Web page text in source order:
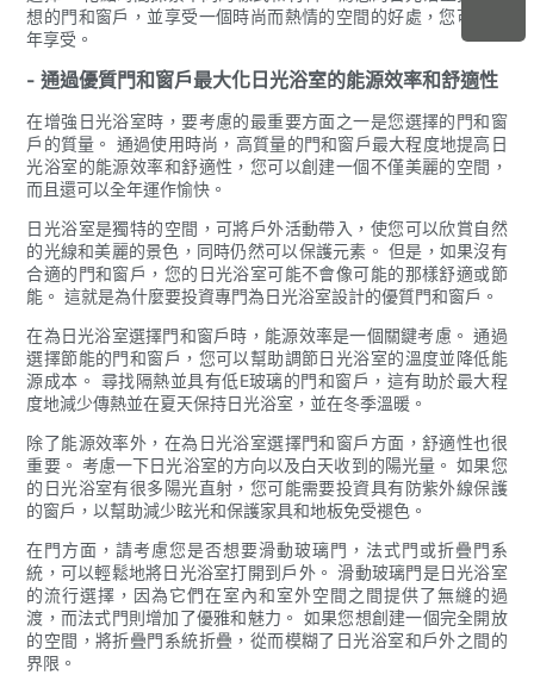
想的門和窗戶，並享受一個時尚而熱情的空間的好處，您可以全
年享受。
- 通過優質門和窗戶最大化日光浴室的能源效率和舒適性
在增強日光浴室時，要考慮的最重要方面之一是您選擇的門和窗
戶的質量。 通過使用時尚，高質量的門和窗戶最大程度地提高日
光浴室的能源效率和舒適性，您可以創建一個不僅美麗的空間，
而且還可以全年運作愉快。
日光浴室是獨特的空間，可將戶外活動帶入，使您可以欣賞自然
的光線和美麗的景色，同時仍然可以保護元素。 但是，如果沒有
合適的門和窗戶，您的日光浴室可能不會像可能的那樣舒適或節
能。 這就是為什麼要投資專門為日光浴室設計的優質門和窗戶。
在為日光浴室選擇門和窗戶時，能源效率是一個關鍵考慮。 通過
選擇節能的門和窗戶，您可以幫助調節日光浴室的溫度並降低能
源成本。 尋找隔熱並具有低E玻璃的門和窗戶，這有助於最大程
度地減少傳熱並在夏天保持日光浴室，並在冬季溫暖。
除了能源效率外，在為日光浴室選擇門和窗戶方面，舒適性也很
重要。 考慮一下日光浴室的方向以及白天收到的陽光量。 如果您
的日光浴室有很多陽光直射，您可能需要投資具有防紫外線保護
的窗戶，以幫助減少眩光和保護家具和地板免受褪色。
在門方面，請考慮您是否想要滑動玻璃門，法式門或折疊門系
統，可以輕鬆地將日光浴室打開到戶外。 滑動玻璃門是日光浴室
的流行選擇，因為它們在室內和室外空間之間提供了無縫的過
渡，而法式門則增加了優雅和魅力。 如果您想創建一個完全開放
的空間，將折疊門系統折疊，從而模糊了日光浴室和戶外之間的
界限。